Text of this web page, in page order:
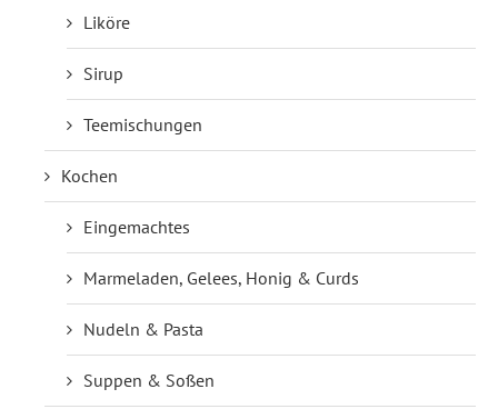
Liköre
Sirup
Teemischungen
Kochen
Eingemachtes
Marmeladen, Gelees, Honig & Curds
Nudeln & Pasta
Suppen & Soßen